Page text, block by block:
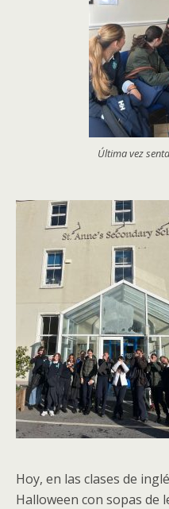
Última vez
Hoy, en las clases de
Halloween con sopas de